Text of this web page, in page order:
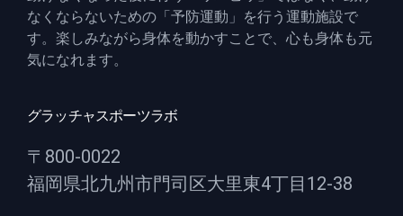
なくならないための「予防運動」を行う運動施設で
す。楽しみながら身体を動かすことで、心も身体も元
気になれます。
グラッチャスポーツラボ
〒800-0022
福岡県北九州市門司区大里東4丁目12-38